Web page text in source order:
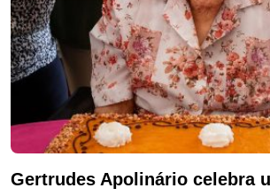
Gertrudes Apolinário celebra